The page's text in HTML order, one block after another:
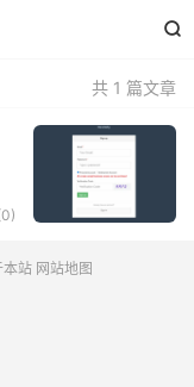

共 1 篇文章
0)
本站 网站地图